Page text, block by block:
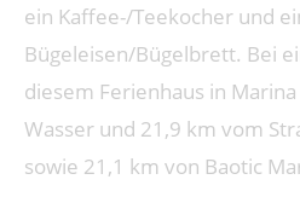
ein Kaffee-/Teekocher und
Bügeleisen/Bügelbrett. Bei
diesem Ferienhaus in
Wasser und 21,9 km vom
sowie 21,1 km von Baotic